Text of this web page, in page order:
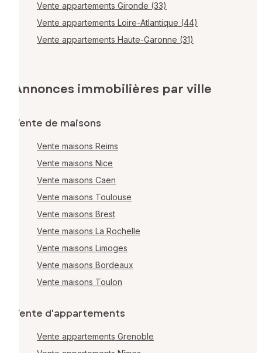
Vente appartements Gironde (33)
Vente appartements Loire-Atlantique (44)
Vente appartements Haute-Garonne (31)
Annonces immobilières par ville
Vente de maisons
Vente maisons Reims
Vente maisons Nice
Vente maisons Caen
Vente maisons Toulouse
Vente maisons Brest
Vente maisons La Rochelle
Vente maisons Limoges
Vente maisons Bordeaux
Vente maisons Toulon
Vente d'appartements
Vente appartements Grenoble